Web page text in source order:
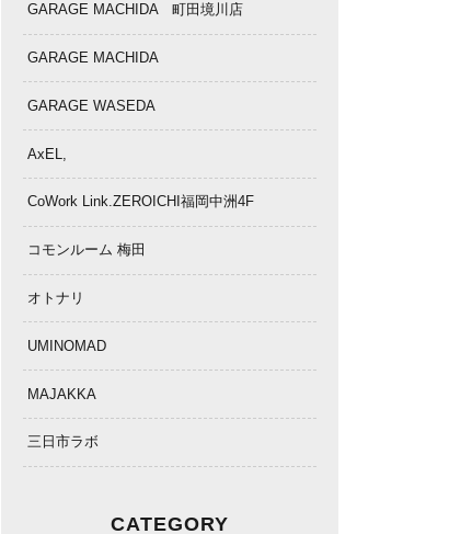
GARAGE MACHIDA 町田境川店
GARAGE MACHIDA
GARAGE WASEDA
AxEL,
CoWork Link.ZEROICHI福岡中洲4F
コモンルーム 梅田
オトナリ
UMINOMAD
MAJAKKA
三日市ラボ
CATEGORY